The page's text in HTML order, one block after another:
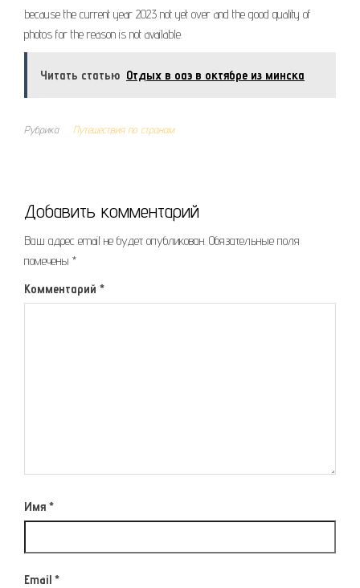
because the current year 2023 not yet over and the good quality of
photos for the reason is not available.
Читать статью Отдых в оаэ в октябре из минска
Рубрика Путешествия по странам
Добавить комментарий
Ваш адрес email не будет опубликован. Обязательные поля
помечены *
Комментарий *
Имя *
Email *